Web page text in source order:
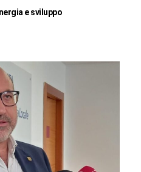
e sviluppo